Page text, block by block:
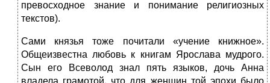
превосходное знание и понимание религиозных
текстов).
Сами князья тоже почитали «учение книжное».
Общеизвестна любовь к книгам Ярослава мудрого.
Сын его Всеволод знал пять языков, дочь Анна